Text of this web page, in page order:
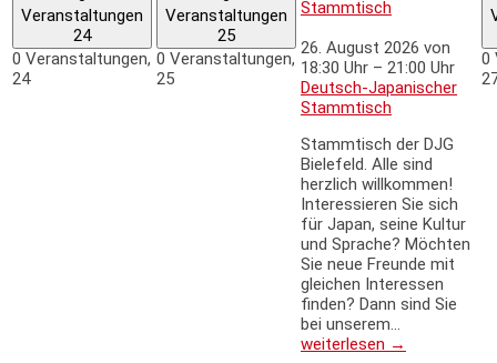
Veranstaltungen
24
0 Veranstaltungen,
24
Veranstaltungen
25
0 Veranstaltungen,
25
Stammtisch
26. August 2026 von
18:30 Uhr – 21:00 Uhr
Deutsch-Japanischer
Stammtisch
Stammtisch der DJG
Bielefeld. Alle sind
herzlich willkommen!
Interessieren Sie sich
für Japan, seine Kultur
und Sprache? Möchten
Sie neue Freunde mit
gleichen Interessen
finden? Dann sind Sie
bei unserem…
weiterlesen →
0